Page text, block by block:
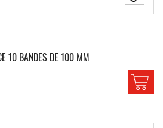
10 BANDES DE 100 MM